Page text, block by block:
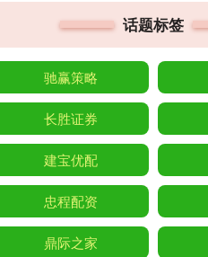
话题标签
驰赢策略
长胜证券
建宝优配
忠程配资
鼎际之家